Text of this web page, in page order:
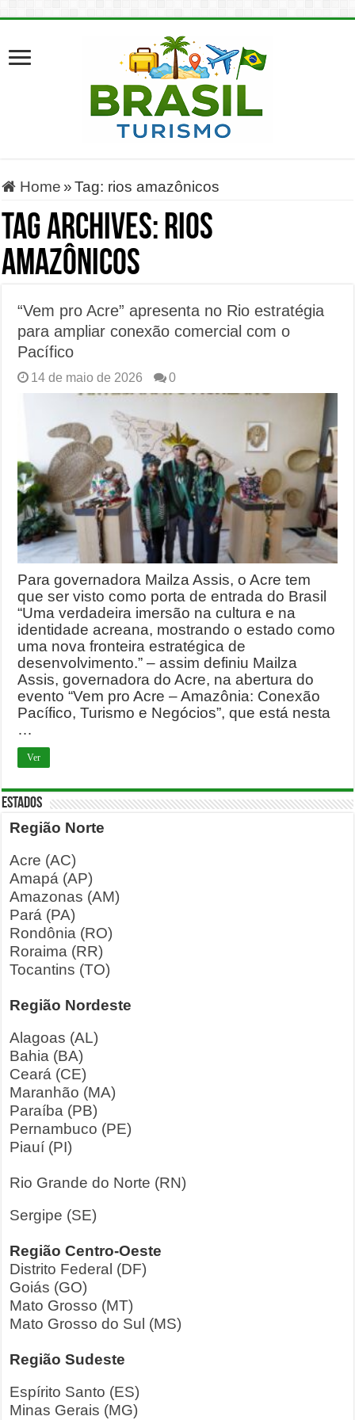
Home » Tag: rios amazônicos
Tag Archives: rios
amazônicos
“Vem pro Acre” apresenta no Rio estratégia
para ampliar conexão comercial com o
Pacífico
14 de maio de 2026 0
Para governadora Mailza Assis, o Acre tem
que ser visto como porta de entrada do Brasil
“Uma verdadeira imersão na cultura e na
identidade acreana, mostrando o estado como
uma nova fronteira estratégica de
desenvolvimento.” – assim definiu Mailza
Assis, governadora do Acre, na abertura do
evento “Vem pro Acre – Amazônia: Conexão
Pacífico, Turismo e Negócios”, que está nesta
…
Ver
ESTADOS
Região Norte
Acre (AC)
Amapá (AP)
Amazonas (AM)
Pará (PA)
Rondônia (RO)
Roraima (RR)
Tocantins (TO)
Região Nordeste
Alagoas (AL)
Bahia (BA)
Ceará (CE)
Maranhão (MA)
Paraíba (PB)
Pernambuco (PE)
Piauí (PI)
Rio Grande do Norte (RN)
Sergipe (SE)
Região Centro-Oeste
Distrito Federal (DF)
Goiás (GO)
Mato Grosso (MT)
Mato Grosso do Sul (MS)
Região Sudeste
Espírito Santo (ES)
Minas Gerais (MG)